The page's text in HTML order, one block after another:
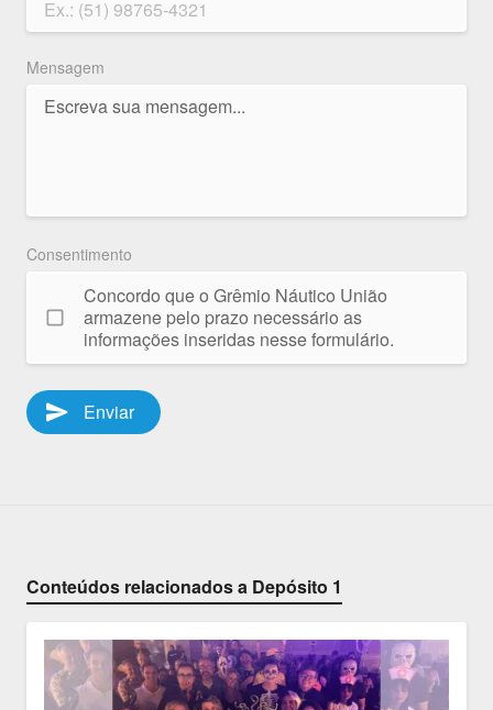
Mensagem
Consentimento
Concordo que o Grêmio Náutico União
armazene pelo prazo necessário as
informações inseridas nesse formulário.
send Enviar
Conteúdos relacionados a Depósito 1